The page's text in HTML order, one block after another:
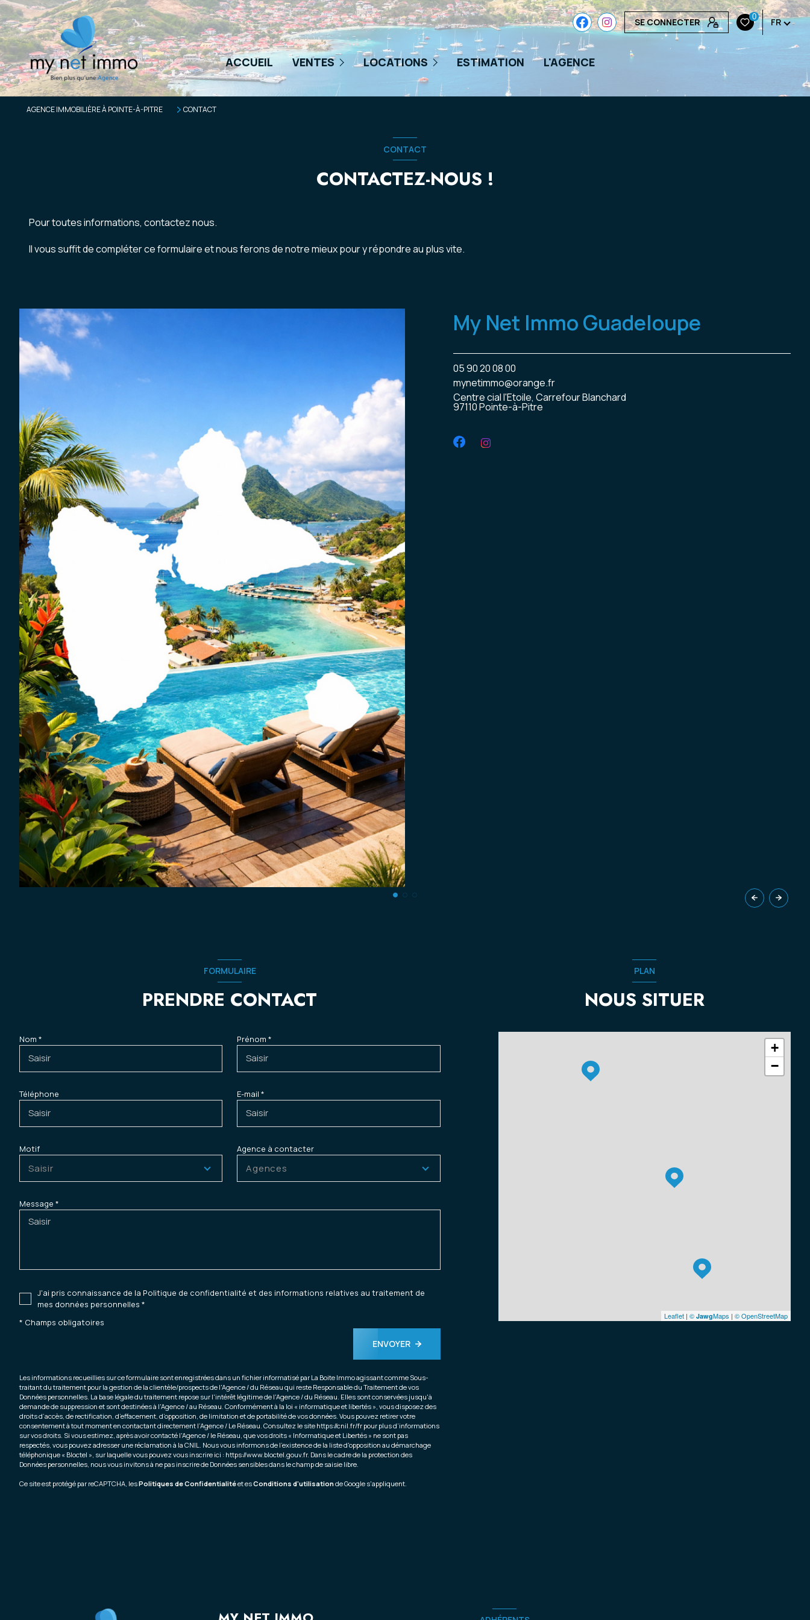
SE CONNECTER 0 FR
ACCUEIL VENTES
Guadeloupe
Saint-Martin & Sint-Maarten
LOCATIONS
Guadeloupe
Martinique
Saint-Martin & Sint-Maarten
ESTIMATION L'AGENCE
AGENCE IMMOBILIÈRE À POINTE-À-PITRE CONTACT
CONTACT
CONTACTEZ-NOUS !
Pour toutes informations, contactez nous.
Il vous suffit de compléter ce formulaire et nous ferons de notre mieux pour y répondre au plus vite.
My Net Immo Guadeloupe
05 90 20 08 00
mynetimmo@orange.fr
Centre cial l'Etoile, Carrefour Blanchard
97110 Pointe-à-Pitre
FORMULAIRE
PRENDRE CONTACT
Nom * Prénom *
Téléphone E-mail *
Motif
Saisir
Agence à contacter
Agences
Message *
J'ai pris connaissance de la Politique de confidentialité et des informations relatives au traitement de
mes données personnelles *
* Champs obligatoires
ENVOYER
Les informations recueillies sur ce formulaire sont enregistrées dans un fichier informatisé par La Boite Immo agissant comme Sous-
traitant du traitement pour la gestion de la clientèle/prospects de l'Agence / du Réseau qui reste Responsable du Traitement de vos
Données personnelles. La base légale du traitement repose sur l'intérêt légitime de l'Agence / du Réseau. Elles sont conservées jusqu'à
demande de suppression et sont destinées à l'Agence / au Réseau. Conformément à la loi « informatique et libertés », vous disposez des
droits d’accès, de rectification, d’effacement, d’opposition, de limitation et de portabilité de vos données. Vous pouvez retirer votre
consentement à tout moment en contactant directement l’Agence / Le Réseau. Consultez le site https://cnil.fr/fr pour plus d’informations
sur vos droits. Si vous estimez, après avoir contacté l'Agence / le Réseau, que vos droits « Informatique et Libertés » ne sont pas
respectés, vous pouvez adresser une réclamation à la CNIL. Nous vous informons de l’existence de la liste d'opposition au démarchage
téléphonique « Bloctel », sur laquelle vous pouvez vous inscrire ici : https://www.bloctel.gouv.fr. Dans le cadre de la protection des
Données personnelles, nous vous invitons à ne pas inscrire de Données sensibles dans le champ de saisie libre.
Ce site est protégé par reCAPTCHA, lesPolitiques de Confidentialitéet esConditions d'utilisationde Google s'appliquent.
PLAN
NOUS SITUER
+
−
Leaflet| © JawgMaps | © OpenStreetMap